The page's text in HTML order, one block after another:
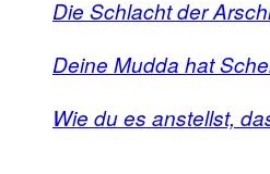
Die Schlacht der
Deine Mudda hat
Wie du es anstellst,